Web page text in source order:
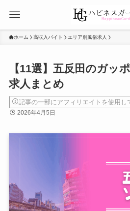
ホーム 高収入バイト エリア別風俗求人
【11選】五反田のガッ
求人まとめ
記事の一部にアフィリエイトを使用し
2026年4月5日